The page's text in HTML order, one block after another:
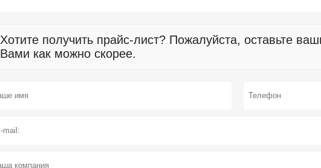
Хотите получить прайс-лист? Пожалуйста, оставьте
Вами как можно скорее.